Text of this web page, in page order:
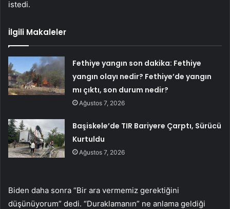
istedi.
İlgili Makaleler
Fethiye yangın son dakika: Fethiye
yangın olayı nedir? Fethiye’de yangın
mı çıktı, son durum nedir?
Ağustos 7, 2026
Başiskele’de TIR Bariyere Çarptı, Sürücü
Kurtuldu
Ağustos 7, 2026
Biden daha sonra “Bir ara vermemiz gerektiğini
düşünüyorum” dedi. “Duraklamanın” ne anlama geldiği